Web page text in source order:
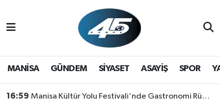
MANİSA GÜNDEM SİYASET ASAYİŞ SPOR
16:59 Manisa Kültür Yolu Festivali'nde Gastronomi Rüzgarı: Lezzetin Yıldızı "Manisa Kebabı" Oldu!
GÜNDEM
Hava Durumu
Trafik Durumu